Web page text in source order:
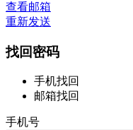
查看邮箱
重新发送
找回密码
手机找回
邮箱找回
手机号